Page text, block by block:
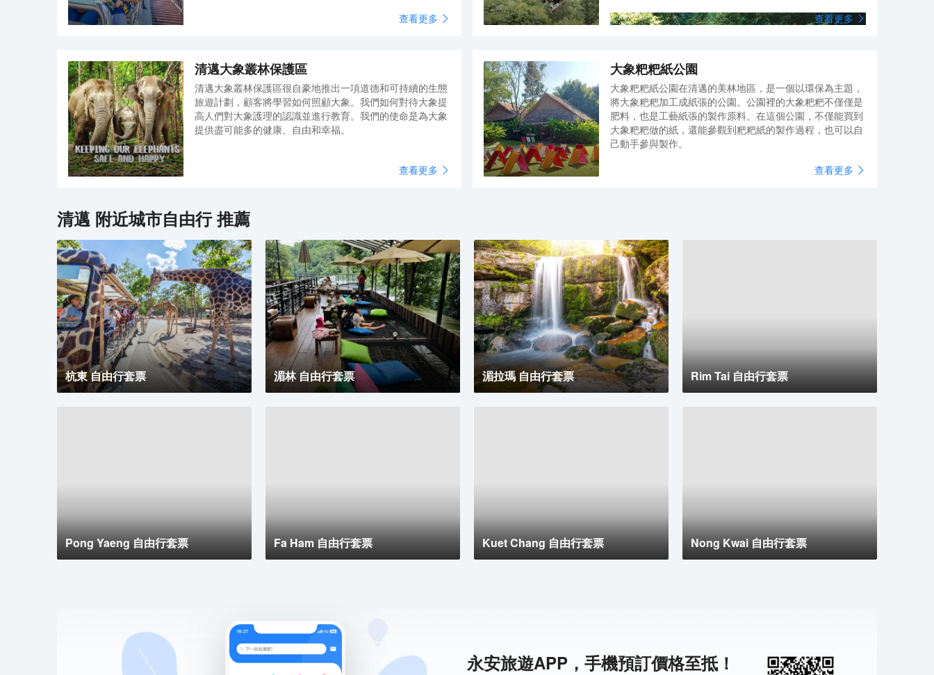
許多豐富多彩的娛樂活動，例如親手餵可愛的長頸鹿食物，給老虎寶寶餵奶，可以欣賞壯觀的
音樂噴泉與動物園跳舞的盛大表演。
查看更多 查看更多
清邁大象叢林保護區
清邁大象叢林保護區很自豪地推出一項道德和可持續的生態
旅遊計劃，顧客將學習如何照顧大象。我們如何對待大象提
高人們對大象護理的認識並進行教育。我們的使命是為大象
提供盡可能多的健康、自由和幸福。
查看更多
大象粑粑紙公園
大象粑粑紙公園在清邁的美林地區，是一個以環保為主題，
將大象粑粑加工成紙張的公園。公園裡的大象粑粑不僅僅是
肥料，也是工藝紙張的製作原料。在這個公園，不僅能買到
大象粑粑做的紙，還能參觀到粑粑紙的製作過程，也可以自
己動手參與製作。
查看更多
清邁附近城市自由行 推薦
杭東 自由行套票 湄林 自由行套票 湄拉瑪 自由行套票 Rim Tai 自由行套票
Pong Yaeng 自由行套票 Fa Ham 自由行套票 Kuet Chang 自由行套票 Nong Kwai 自由行套票
永安旅遊APP，手機預訂價格至抵！